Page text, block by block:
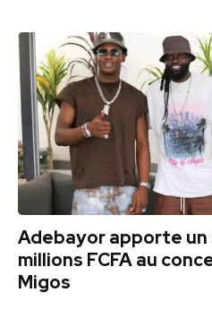
Adebayor apporte un
millions FCFA au
Migos